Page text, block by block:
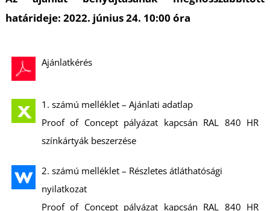
határideje: 2022. június 24. 10:00 óra
Ajánlatkérés
1. számú melléklet – Ajánlati adatlap
Proof of Concept pályázat kapcsán RAL 840 HR
színkártyák beszerzése
2. számú melléklet – Részletes átláthatósági
nyilatkozat
Proof of Concept pályázat kapcsán RAL 840 HR